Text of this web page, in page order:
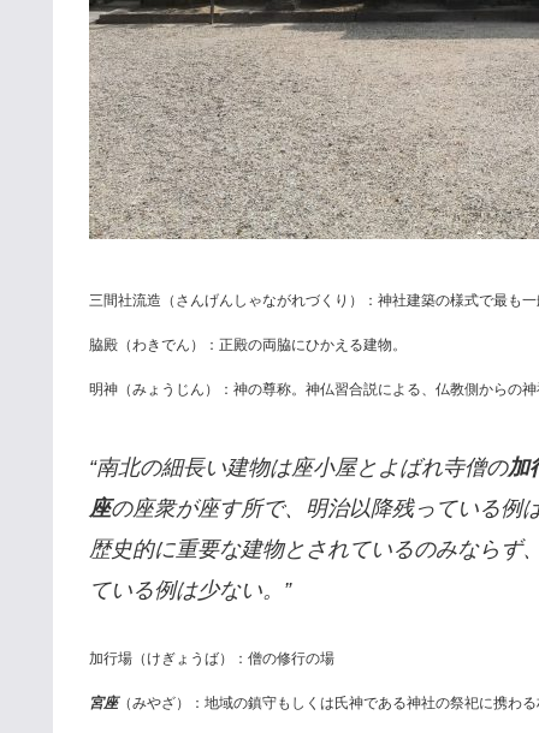
三間社流造（さんげんしゃながれづくり）：神社建築の様式で最も
脇殿（わきでん）：正殿の両脇にひかえる建物。
明神（みょうじん）：神の尊称。神仏習合説による、仏教側からの
“南北の細長い建物は座小屋とよばれ寺僧の加
座の座衆が座す所で、明治以降残っている例
歴史的に重要な建物とされているのみならず
ている例は少ない。”
加行場（けぎょうば）：僧の修行の場
宮座（みやざ）：地域の鎮守もしくは氏神である神社の祭祀に携わ